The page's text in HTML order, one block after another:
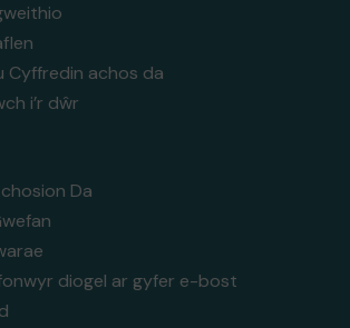
Cyffredin achos da
i’r dŵr
Da
diogel ar gyfer e-bost